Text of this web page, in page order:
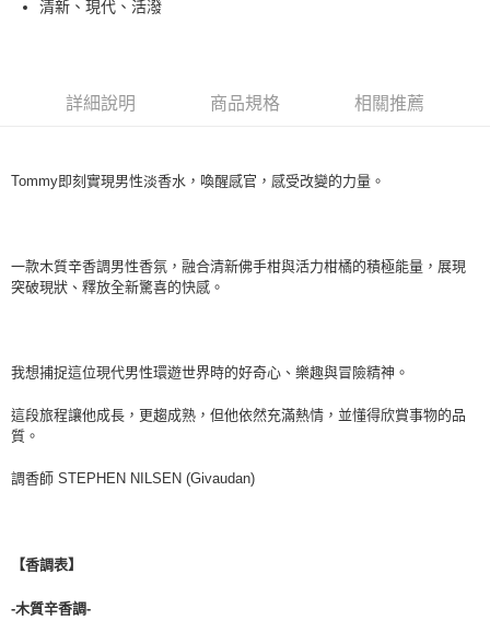
付款後7-11取貨
每筆NT$80，滿NT$1,000(含以上)免運費
清新、現代、活潑
詳細說明 商品規格 相關推薦
Tommy即刻實現男性淡香水，喚醒感官，感受改變的力量。
一款木質辛香調男性香氛，融合清新佛手柑與活力柑橘的積極能量，展現
突破現狀、釋放全新驚喜的快感。
我想捕捉這位現代男性環遊世界時的好奇心、樂趣與冒險精神。
這段旅程讓他成長，更趨成熟，但他依然充滿熱情，並懂得欣賞事物的品
質。
調香師 STEPHEN NILSEN (Givaudan)
【香調表】
-木質辛香調-